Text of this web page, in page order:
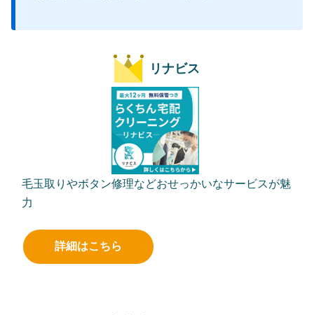
リナビス
毛玉取りやボタン修理などおせっかいなサービスが魅
力
詳細はこちら